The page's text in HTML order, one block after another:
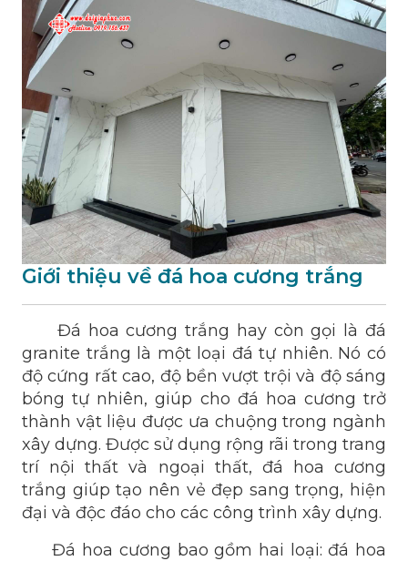
Giới thiệu về đá hoa cương trắng
Đá hoa cương trắng hay còn gọi là đá
granite trắng là một loại đá tự nhiên. Nó có
độ cứng rất cao, độ bền vượt trội và độ sáng
bóng tự nhiên, giúp cho đá hoa cương trở
thành vật liệu được ưa chuộng trong ngành
xây dựng. Được sử dụng rộng rãi trong trang
trí nội thất và ngoại thất, đá hoa cương
trắng giúp tạo nên vẻ đẹp sang trọng, hiện
đại và độc đáo cho các công trình xây dựng.
Đá hoa cương bao gồm hai loại: đá hoa